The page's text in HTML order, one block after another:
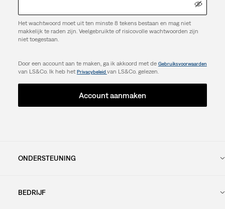
Het wachtwoord moet uit ten minste 8 tekens bestaan en mag niet
makkelijk te raden zijn. Veelgebruikte of risicovolle wachtwoorden zijn
niet toegestaan.
Door een account aan te maken, ga ik akkoord met de Gebruiksvoorwaarden
van LS&Co. Ik heb hetPrivacybeleid van LS&Co. gelezen.
Account aanmaken
ONDERSTEUNING
BEDRIJF